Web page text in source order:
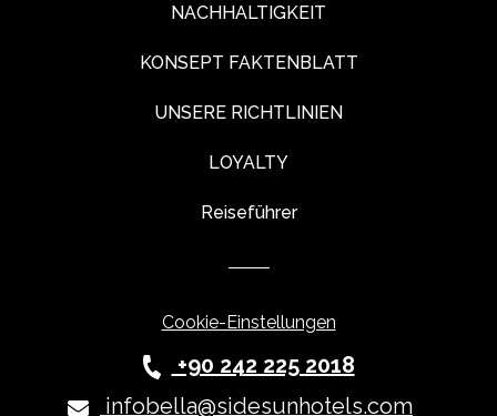
NACHHALTIGKEIT
KONSEPT FAKTENBLATT
UNSERE RICHTLINIEN
LOYALTY
Reiseführer
Cookie-Einstellungen
+90 242 225 2018
infobella@sidesunhotels.com